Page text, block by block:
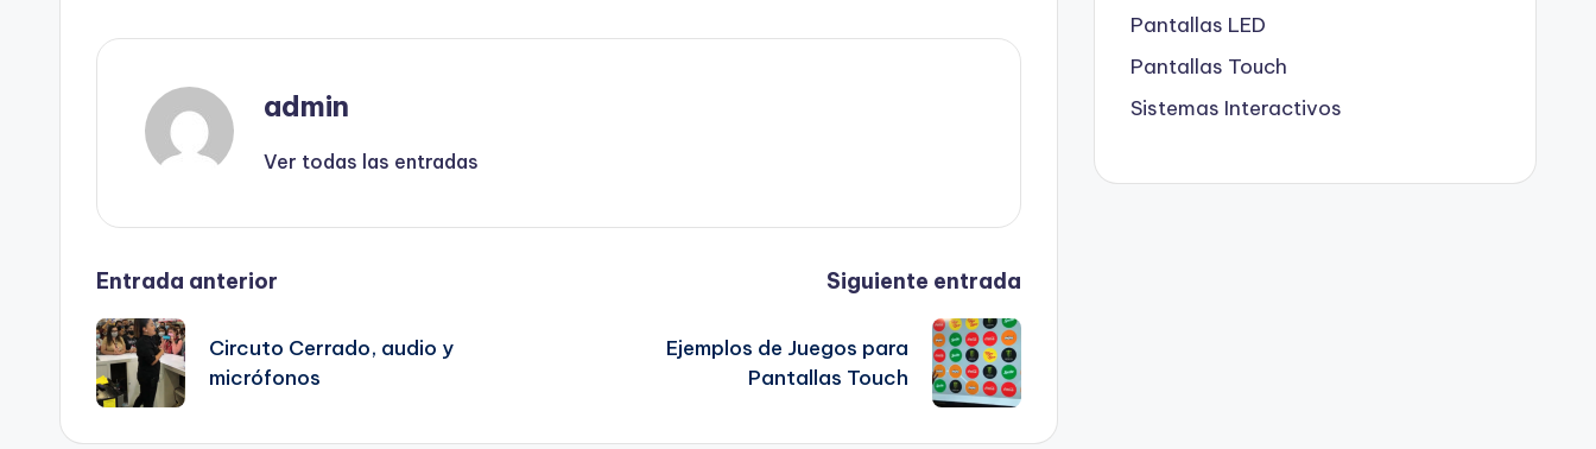
admin
Ver todas las entradas
Entrada anterior
Circuto Cerrado, audio y
micrófonos
Siguiente entrada
Ejemplos de Juegos para
Pantallas Touch
Pantallas LED
Pantallas Touch
Sistemas Interactivos